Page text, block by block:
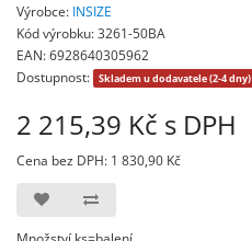
Výrobce: INSIZE
Kód výrobku: 3261-50BA
EAN: 6928640305962
Dostupnost:
Skladem u dodavatele (2-4 dny)
2 215,39 Kč s DPH
Cena bez DPH: 1 830,90 Kč